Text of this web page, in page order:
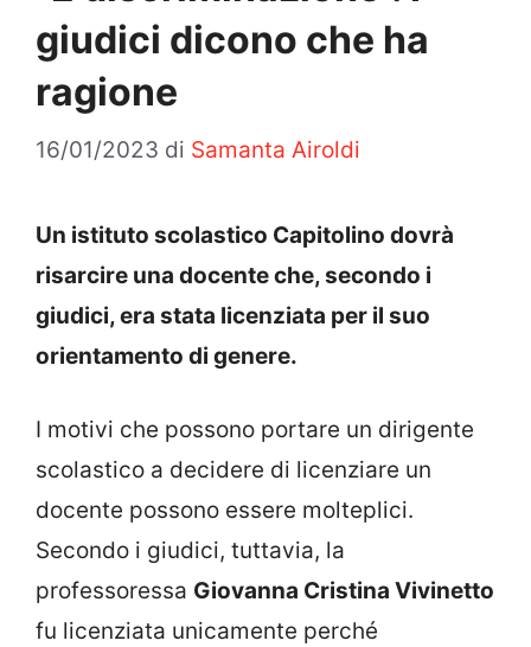
giudici dicono che ha
ragione
16/01/2023 di Samanta Airoldi
Un istituto scolastico Capitolino dovrà
risarcire una docente che, secondo i
giudici, era stata licenziata per il suo
orientamento di genere.
I motivi che possono portare un dirigente
scolastico a decidere di licenziare un
docente possono essere molteplici.
Secondo i giudici, tuttavia, la
professoressa Giovanna Cristina Vivinetto
fu licenziata unicamente perché